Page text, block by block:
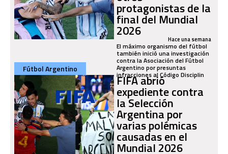
protagonistas de la
final del Mundial
2026 Hace una semana
El máximo organismo del fútbol
también inició una investigación
contra la Asociación del Fútbol
Argentino por presuntas
infracciones al Código Disciplin
Fútbol Argentino
FIFA abrió
expediente contra
la Selección
Argentina por
varias polémicas
causadas en el
Mundial 2026